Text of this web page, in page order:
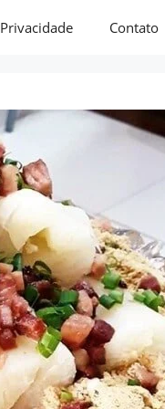
Privacidade Contato